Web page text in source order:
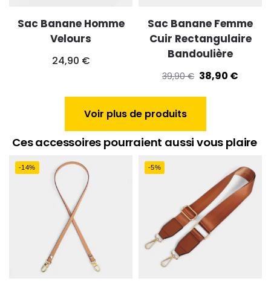
Sac Banane Homme
Velours
24,90 €
Sac Banane Femme
Cuir Rectangulaire
Bandoulière
39,90€ 38,90 €
Voir plus de produits
Ces accessoires pourraient aussi vous plaire
-14% -5%